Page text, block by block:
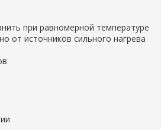
при равномерной температуре
от источников сильного нагрева